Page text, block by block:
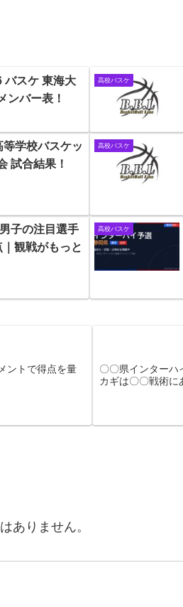
バスケ 東海大
バー表！
高校バスケ
学校バスケッ
試合結果！
高校バスケ
子の注目選手
観戦がもっと
高校バスケ
ントで得点を量
〇〇県インターハ
カギは〇〇戦術に
ありません。